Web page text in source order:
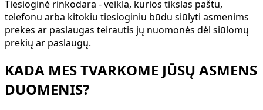
Tiesioginė rinkodara - veikla, kurios tikslas paštu,
telefonu arba kitokiu tiesioginiu būdu siūlyti asmenims
prekes ar paslaugas teirautis jų nuomonės dėl siūlomų
prekių ar paslaugų.
KADA MES TVARKOME JŪSŲ ASMENS
DUOMENIS?